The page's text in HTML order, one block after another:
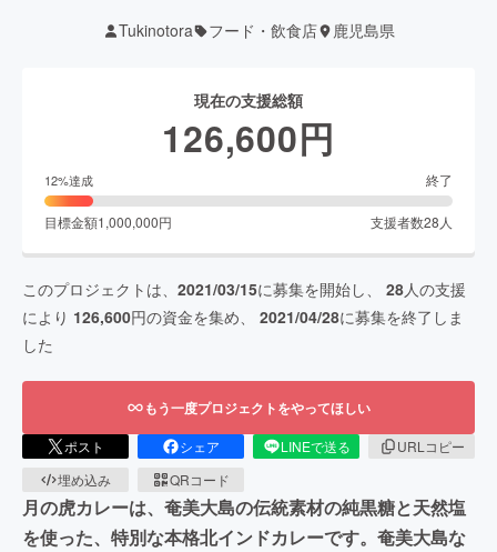
Tukinotora フード・飲食店 鹿児島県
現在の支援総額
126,600円
12%達成 終了
目標金額1,000,000円 支援者数28人
このプロジェクトは、 2021/03/15に募集を開始し、 28人の支援
により 126,600円の資金を集め、 2021/04/28に募集を終了しま
した
もう一度プロジェクトをやってほしい
ポスト シェア LINEで送る
URLコピー
埋め込み
QRコード
月の虎カレーは、奄美大島の伝統素材の純黒糖と天然塩
を使った、特別な本格北インドカレーです。奄美大島な